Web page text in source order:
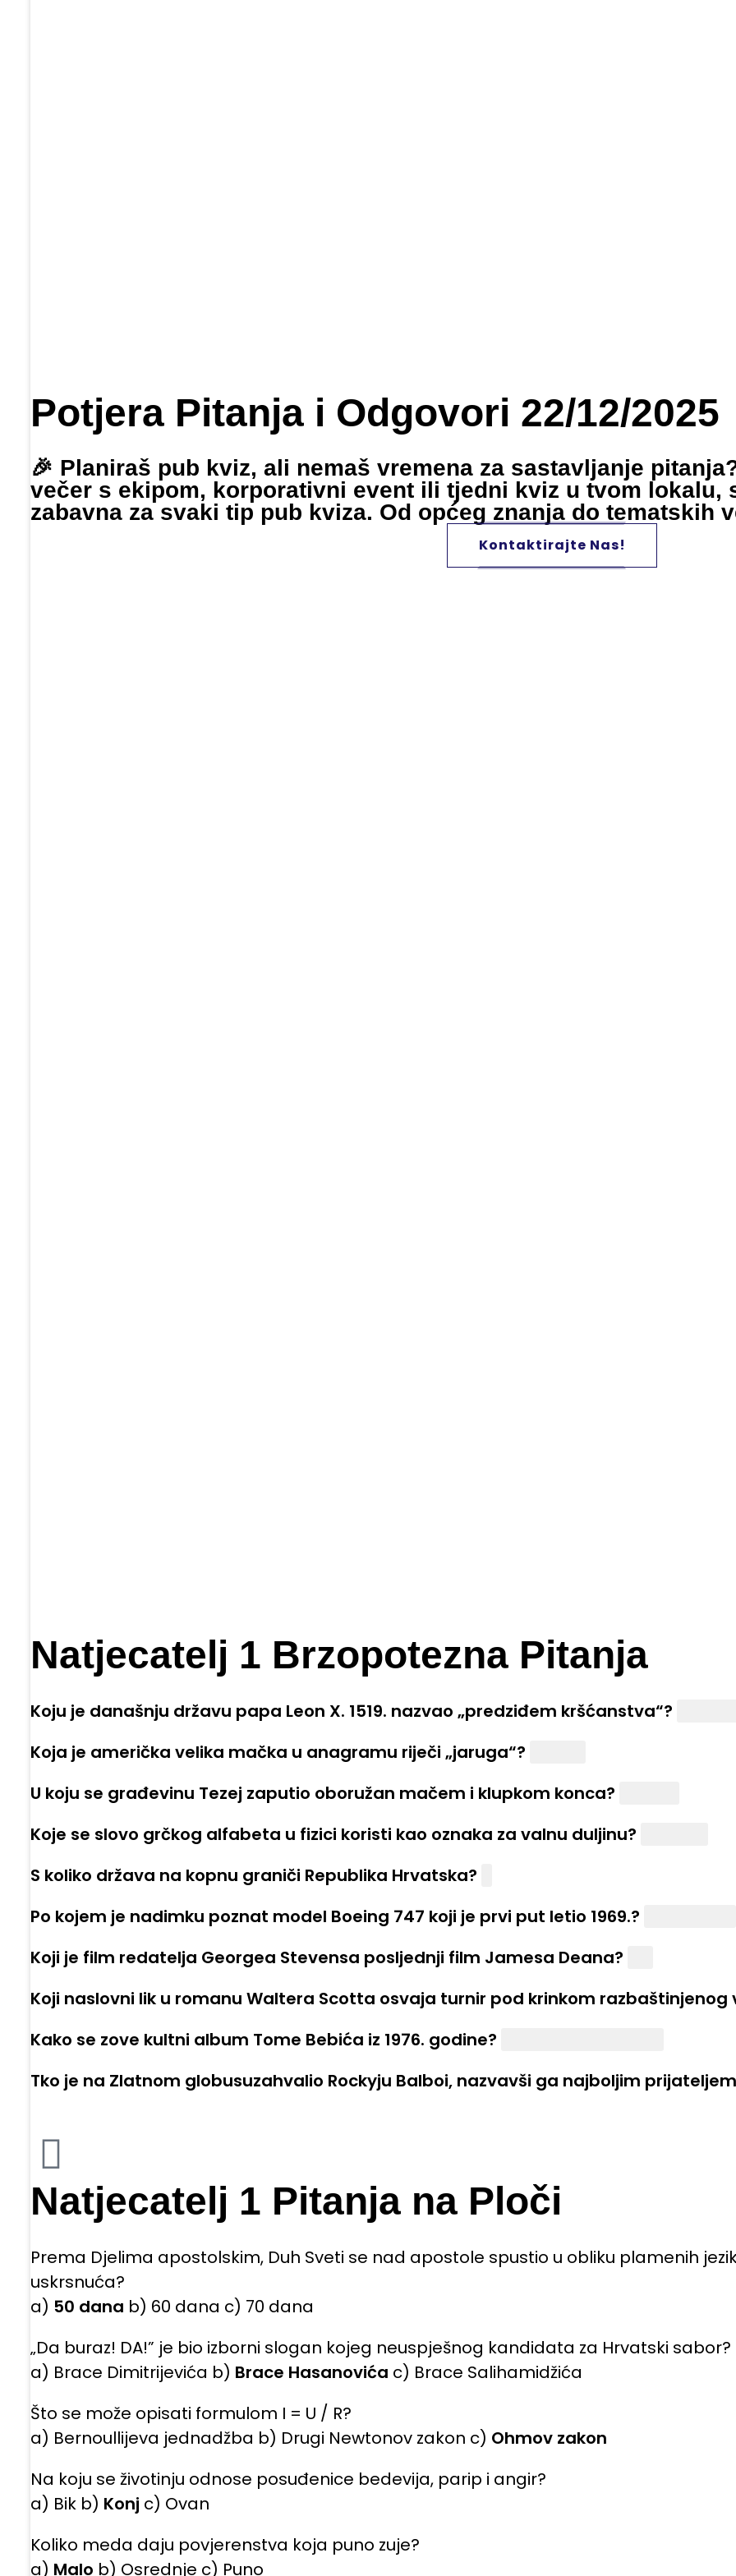
Potjera Pitanja i Odgovori 22/12/2025
🎉 Planiraš pub kviz, ali nemaš vremena za sastavljanje
večer s ekipom, korporativni event ili tjedni kviz u tvom lokalu,
zabavna za svaki tip pub kviza. Od općeg znanja do tematskih
Kontaktirajte Nas!
Natjecatelj 1 Brzopotezna Pitanja
Koju je današnju državu papa Leon X. 1519. nazvao „predziđem kršćanstva“?
Koja je američka velika mačka u anagramu riječi „jaruga“?
U koju se građevinu Tezej zaputio oboružan mačem i klupkom konca?
Koje se slovo grčkog alfabeta u fizici koristi kao oznaka za valnu duljinu?
S koliko država na kopnu graniči Republika Hrvatska?
Po kojem je nadimku poznat model Boeing 747 koji je prvi put letio 1969.?
Koji je film redatelja Georgea Stevensa posljednji film Jamesa Deana?
Koji naslovni lik u romanu Waltera Scotta osvaja turnir pod krinkom razbaštinjenog
Kako se zove kultni album Tome Bebića iz 1976. godine?
Tko je na Zlatnom globusuzahvalio Rockyju Balboi, nazvavši ga najboljim
Natjecatelj 1 Pitanja na Ploči
Prema Djelima apostolskim, Duh Sveti se nad apostole spustio u obliku plamenih
uskrsnuća?
a) 50 dana b) 60 dana c) 70 dana
„Da buraz! DA!” je bio izborni slogan kojeg neuspješnog kandidata za Hrvatski sabor?
a) Brace Dimitrijevića b) Brace Hasanovića c) Brace Salihamidžića
Što se može opisati formulom I = U / R?
a) Bernoullijeva jednadžba b) Drugi Newtonov zakon c) Ohmov zakon
Na koju se životinju odnose posuđenice bedevija, parip i angir?
a) Bik b) Konj c) Ovan
Koliko meda daju povjerenstva koja puno zuje?
a) Malo b) Osrednje c) Puno